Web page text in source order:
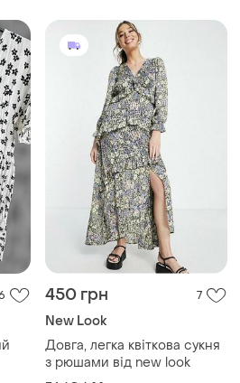
450 грн 7
New Look
Довга, легка квіткова сукня
з рюшами від new look